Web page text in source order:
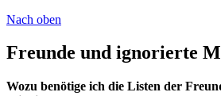
Nach oben
Freunde und ignorierte
Wozu benötige ich die Listen der